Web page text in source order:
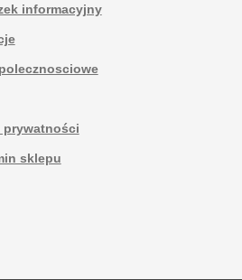
informacyjny
prywatności
sklepu